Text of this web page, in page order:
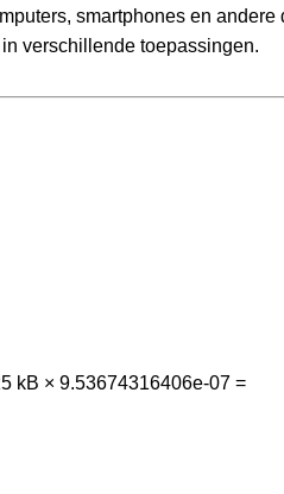
smartphones en andere
verschillende toepassingen.
kB × 9.53674316406e-07 =